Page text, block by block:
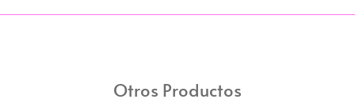
Otros Productos